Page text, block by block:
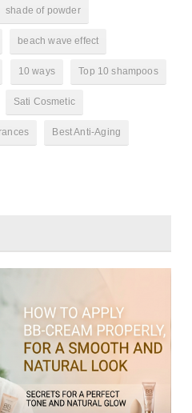
shade of powder
beach wave effect
10 ways Top 10 shampoos
Sati Cosmetic
Best Anti-Aging